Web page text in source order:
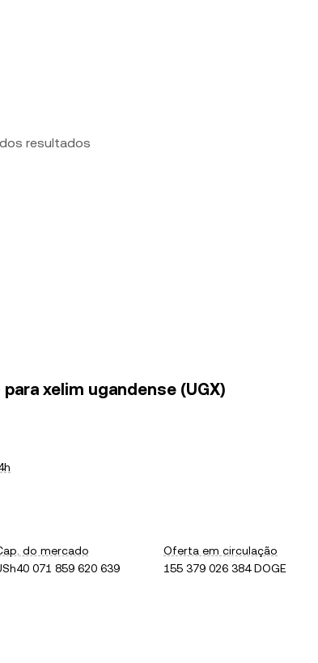
resultados
xelim ugandense (UGX)
do mercado
071 859 620 639
Oferta em circulação
155 379 026 384 DOGE